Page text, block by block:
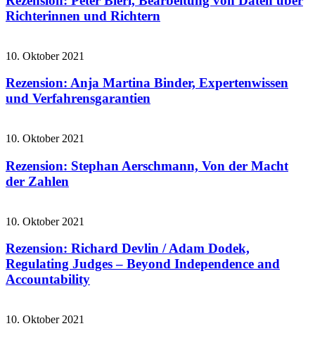
Richterinnen und Richtern
10. Oktober 2021
Rezension: Anja Martina Binder, Expertenwissen
und Verfahrensgarantien
10. Oktober 2021
Rezension: Stephan Aerschmann, Von der Macht
der Zahlen
10. Oktober 2021
Rezension: Richard Devlin / Adam Dodek,
Regulating Judges – Beyond Independence and
Accountability
10. Oktober 2021